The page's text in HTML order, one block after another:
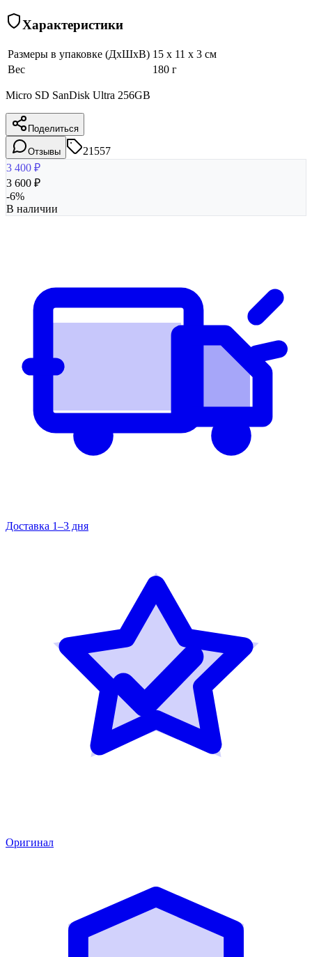
Характеристики
Размеры в упаковке (ДхШхВ) 15 x 11 x 3 см
Вес
180 г
Micro SD SanDisk Ultra 256GB
Поделиться
Отзывы
21557
3 400 ₽
3 600 ₽
-6%
В наличии
Доставка 1–3 дня
Оригинал